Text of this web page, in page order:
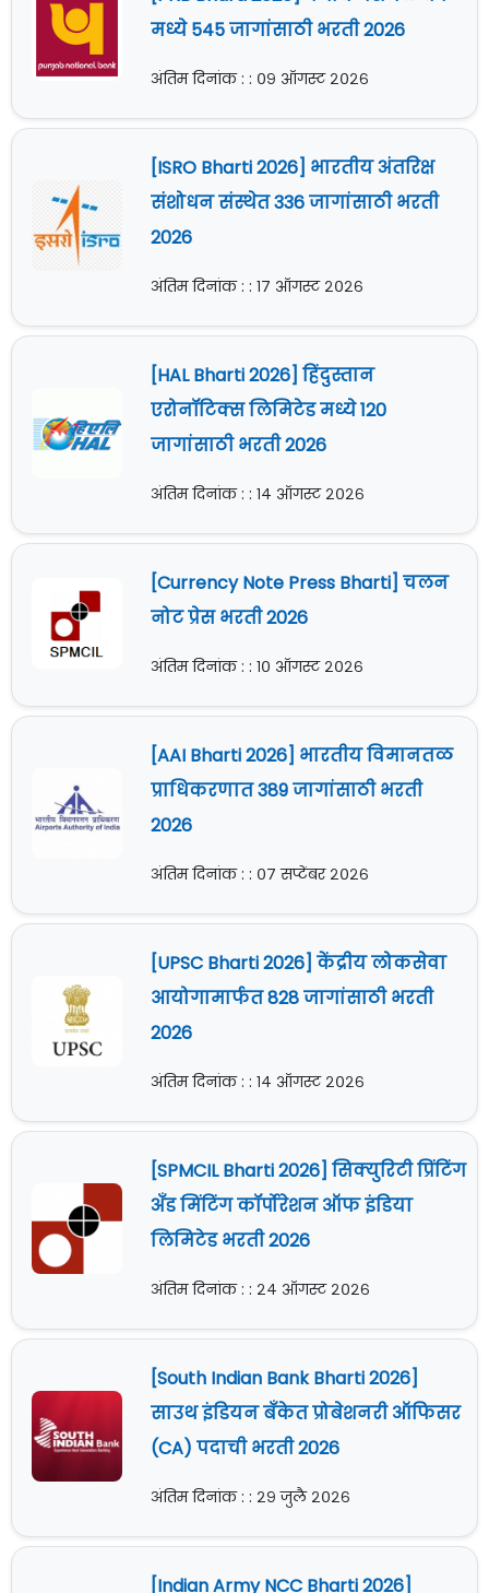
मध्ये 545 जागांसाठी भरती 2026
अंतिम दिनांक : : ०९ ऑगस्ट २०२६
[ISRO Bharti 2026] भारतीय अंतरिक्ष
संशोधन संस्थेत 336 जागांसाठी भरती
2026
अंतिम दिनांक : : १७ ऑगस्ट २०२६
[HAL Bharti 2026] हिंदुस्तान
एरोनॉटिक्स लिमिटेड मध्ये 120
जागांसाठी भरती 2026
अंतिम दिनांक : : १४ ऑगस्ट २०२६
[Currency Note Press Bharti] चलन
नोट प्रेस भरती 2026
अंतिम दिनांक : : १० ऑगस्ट २०२६
[AAI Bharti 2026] भारतीय विमानतळ
प्राधिकरणात 389 जागांसाठी भरती
2026
अंतिम दिनांक : : ०७ सप्टेंबर २०२६
[UPSC Bharti 2026] केंद्रीय लोकसेवा
आयोगामार्फत 828 जागांसाठी भरती
2026
अंतिम दिनांक : : १४ ऑगस्ट २०२६
[SPMCIL Bharti 2026] सिक्युरिटी प्रिंटिंग
अँड मिंटिंग कॉर्पोरेशन ऑफ इंडिया
लिमिटेड भरती 2026
अंतिम दिनांक : : २४ ऑगस्ट २०२६
[South Indian Bank Bharti 2026]
साउथ इंडियन बँकेत प्रोबेशनरी ऑफिसर
(CA) पदाची भरती 2026
अंतिम दिनांक : : २९ जुलै २०२६
[Indian Army NCC Bharti 2026]